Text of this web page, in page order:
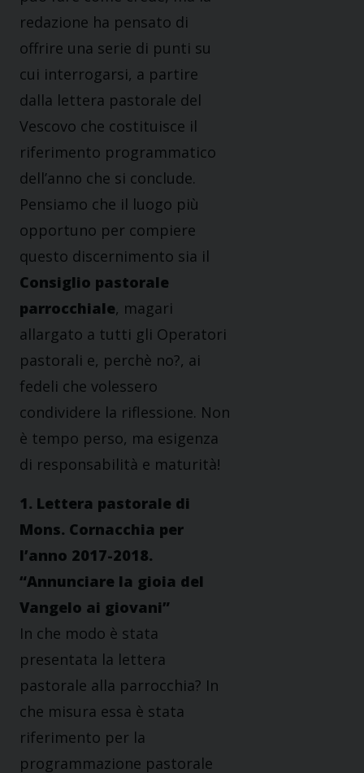
redazione ha pensato di
offrire una serie di punti su
cui interrogarsi, a partire
dalla lettera pastorale del
Vescovo che costituisce il
riferimento programmatico
dell’anno che si conclude.
Pensiamo che il luogo più
opportuno per compiere
questo discernimento sia il
Consiglio pastorale
parrocchiale, magari
allargato a tutti gli Operatori
pastorali e, perchè no?, ai
fedeli che volessero
condividere la riflessione. Non
è tempo perso, ma esigenza
di responsabilità e maturità!
1. Lettera pastorale di
Mons. Cornacchia per
l’anno 2017-2018.
“Annunciare la gioia del
Vangelo ai giovani”
In che modo è stata
presentata la lettera
pastorale alla parrocchia? In
che misura essa è stata
riferimento per la
programmazione pastorale